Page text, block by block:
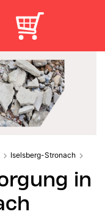
Iselsberg-Stronach
in